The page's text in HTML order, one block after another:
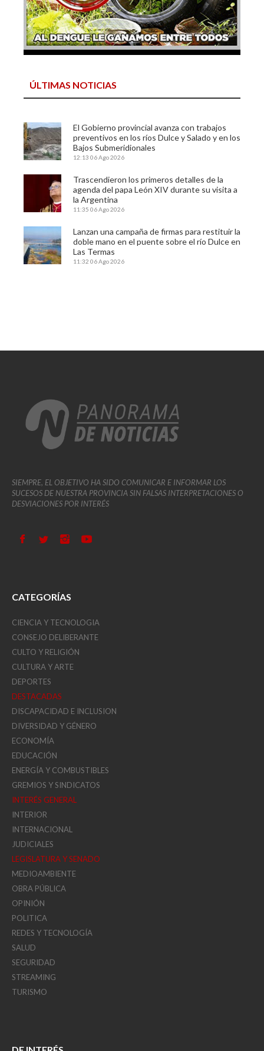
ÚLTIMAS NOTICIAS
El Gobierno provincial avanza con trabajos
preventivos en los ríos Dulce y Salado y en los
Bajos Submeridionales
12:13 06 Ago 2026
Trascendieron los primeros detalles de la
agenda del papa León XIV durante su visita a
la Argentina
11:35 06 Ago 2026
Lanzan una campaña de firmas para restituir la
doble mano en el puente sobre el río Dulce en
Las Termas
11:32 06 Ago 2026
SIEMPRE, EL OBJETIVO HA SIDO COMUNICAR E INFORMAR LOS
SUCESOS DE NUESTRA PROVINCIA SIN FALSAS INTERPRETACIONES O
DESVIACIONES POR INTERÉS
CATEGORÍAS
CIENCIA Y TECNOLOGIA
CONSEJO DELIBERANTE
CULTO Y RELIGIÓN
CULTURA Y ARTE
DEPORTES
DESTACADAS
DISCAPACIDAD E INCLUSION
DIVERSIDAD Y GÉNERO
ECONOMÍA
EDUCACIÓN
ENERGÍA Y COMBUSTIBLES
GREMIOS Y SINDICATOS
INTERÉS GENERAL
INTERIOR
INTERNACIONAL
JUDICIALES
LEGISLATURA Y SENADO
MEDIOAMBIENTE
OBRA PÚBLICA
OPINIÓN
POLITICA
REDES Y TECNOLOGÍA
SALUD
SEGURIDAD
STREAMING
TURISMO